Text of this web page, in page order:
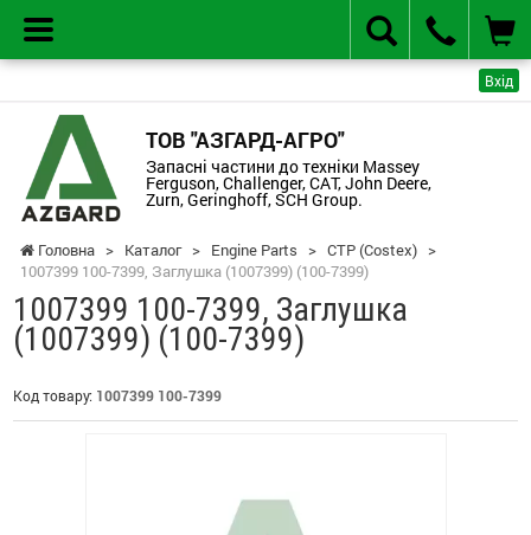
Вхід
ТОВ "АЗГАРД-АГРО"
Запасні частини до техніки Massey
Ferguson, Challenger, CAT, John Deere,
Zurn, Geringhoff, SCH Group.
Головна > Каталог > Engine Parts > CTP (Costex) >
1007399 100-7399, Заглушка (1007399) (100-7399)
1007399 100-7399, Заглушка
(1007399) (100-7399)
Код товару: 1007399 100-7399